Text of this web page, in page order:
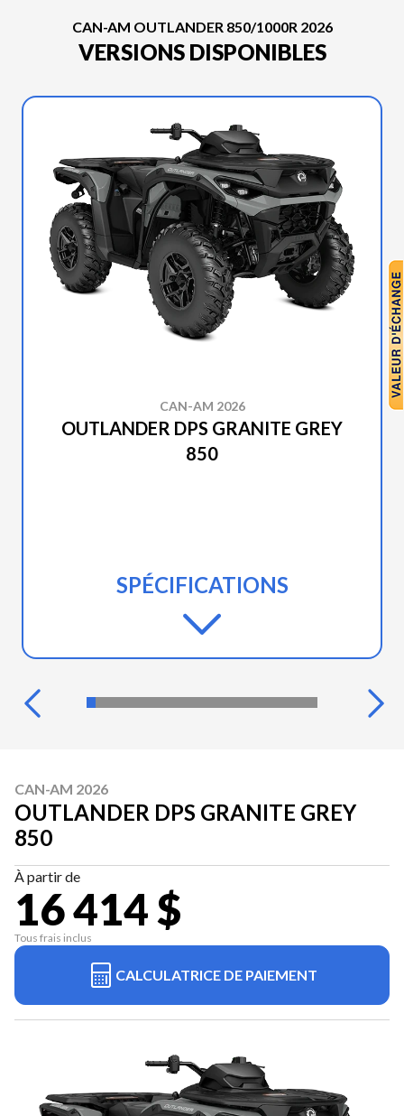
CAN-AM OUTLANDER 850/1000R 2026
VERSIONS DISPONIBLES
CAN-AM 2026
OUTLANDER DPS GRANITE GREY
850
SPÉCIFICATIONS
CAN-AM 2026
OUTLANDER DPS GRANITE GREY
850
À partir de
16 414 $
Tous frais inclus
CALCULATRICE DE PAIEMENT